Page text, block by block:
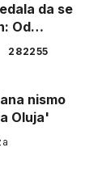
da se
Od
282255
nismo
Oluja'